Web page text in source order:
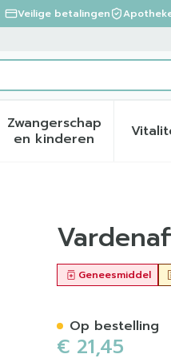
Veilige betalingen
verzorging en
voor Dieet,
Zwangerschap
en kinderenToon submenu
Tabl 4
Geneesmiddel
€ 21,45
Op bestelling